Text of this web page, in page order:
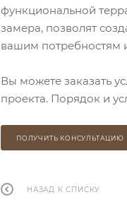
функциональной
замера, позволят
вашим потребностям
Вы можете заказать
проекта. Порядок и
ПОЛУЧИТЬ КОНСУЛЬТАЦИЮ
НАЗАД К СПИСКУ